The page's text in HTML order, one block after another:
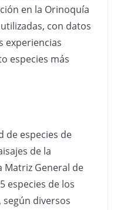
en la Orinoquía
con datos
experiencias
especies más
de especies de
de la
Matriz General de
especies de los
según diversos